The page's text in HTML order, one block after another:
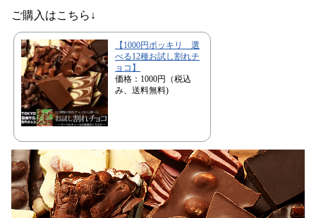
ご購入はこちら↓
【1000円ポッキリ 選
べる12種お試し割れチ
ョコ】
価格：1000円（税込
み、送料無料)